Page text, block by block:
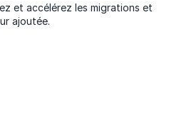
et accélérez les migrations et
ajoutée.